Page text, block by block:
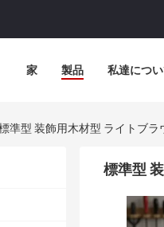
家 製品 私達につ
準型 装飾用木材型 ライトブ
標準型